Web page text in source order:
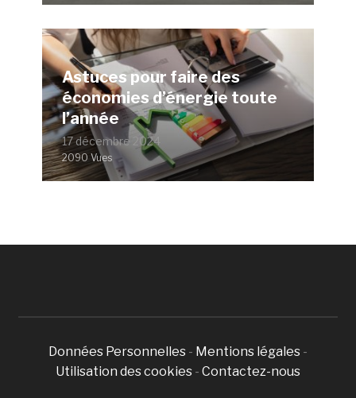
Astuces pour faire des
économies d’énergie toute
l’année
17 décembre 2024
2090 Vues
Données Personnelles - Mentions légales -
Utilisation des cookies - Contactez-nous